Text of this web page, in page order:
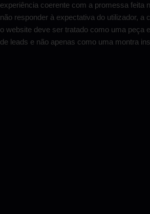
experiência coerente com a promessa feita
não responder à expectativa do utilizador, a
o website deve ser tratado como uma peça
de leads e não apenas como uma montra